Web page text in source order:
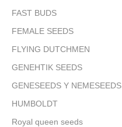
FAST BUDS
FEMALE SEEDS
FLYING DUTCHMEN
GENEHTIK SEEDS
GENESEEDS Y NEMESEEDS
HUMBOLDT
Royal queen seeds